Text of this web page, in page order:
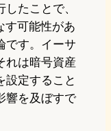
たことで、
す可能性があ
です。イーサ
れは暗号資産
設定すること
響を及ぼすで